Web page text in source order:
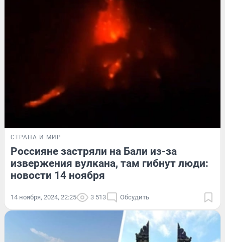
СТРАНА И МИР
Россияне застряли на Бали из-за
извержения вулкана, там гибнут люди:
новости 14 ноября
14 ноября, 2024, 22:25 3 513 Обсудить